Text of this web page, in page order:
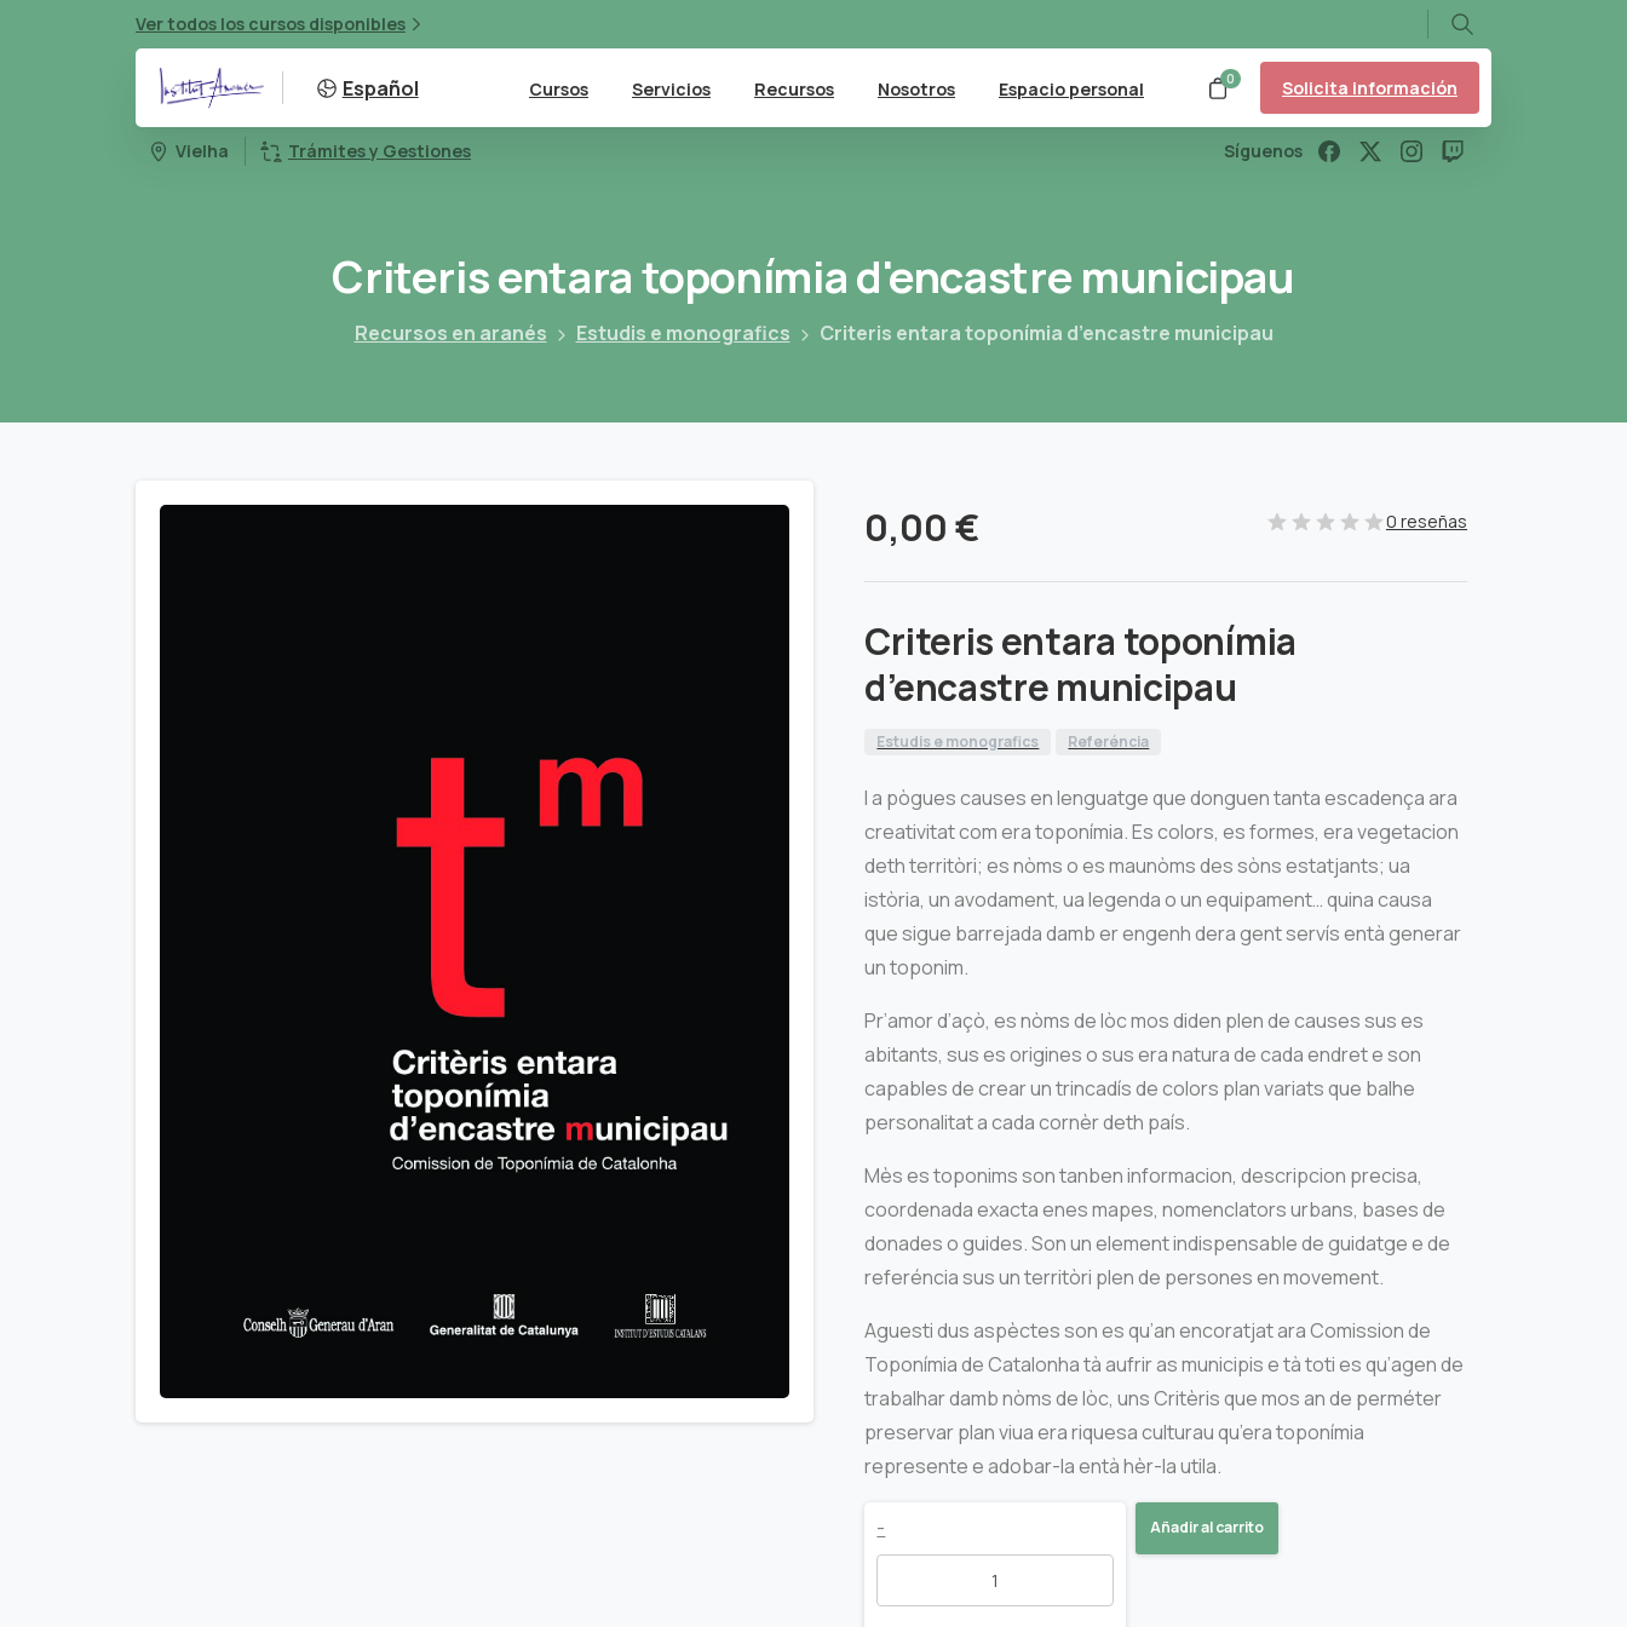
Ver todos los cursos disponibles
Search
Español Cursos Servicios Recursos Nosotros Espacio personal 0 Solicita información
Vielha Trámites y Gestiones Síguenos
Criterisentaratoponímiad'encastre municipau
Recursos en aranés Estudis e monografics Criteris entara toponímia d’encastre municipau
0,00€ 0 reseñas
Criteris entara toponímia
d’encastre municipau
Estudis e monografics Referéncia
I a pògues causes en lenguatge que donguen tanta escadença ara
creativitat com era toponímia. Es colors, es formes, era vegetacion
deth territòri; es nòms o es maunòms des sòns estatjants; ua
istòria, un avodament, ua legenda o un equipament… quina causa
que sigue barrejada damb er engenh dera gent servís entà generar
un toponim.
Pr’amor d’açò, es nòms de lòc mos diden plen de causes sus es
abitants, sus es origines o sus era natura de cada endret e son
capables de crear un trincadís de colors plan variats que balhe
personalitat a cada cornèr deth país.
Mès es toponims son tanben informacion, descripcion precisa,
coordenada exacta enes mapes, nomenclators urbans, bases de
donades o guides. Son un element indispensable de guidatge e de
referéncia sus un territòri plen de persones en movement.
Aguesti dus aspèctes son es qu’an encoratjat ara Comission de
Toponímia de Catalonha tà aufrir as municipis e tà toti es qu’agen de
trabalhar damb nòms de lòc, uns Critèris que mos an de perméter
preservar plan viua era riquesa culturau qu’era toponímia
represente e adobar-la entà hèr-la utila.
Criteris
- Añadir al carrito